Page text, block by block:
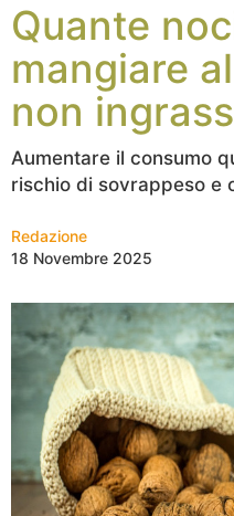
Quante
mangiare
non
Aumentare il consumo
rischio di sovrappeso e
Redazione
18 Novembre 2025